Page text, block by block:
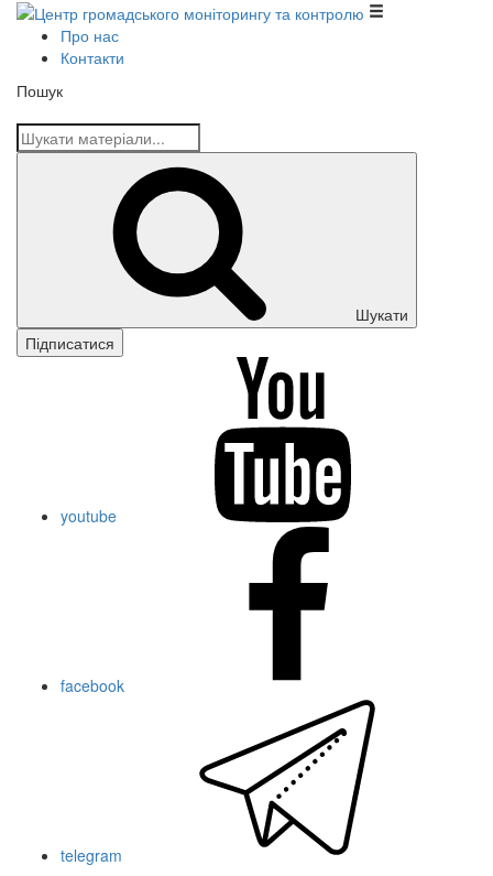
Центр громадського моніторингу та контролю
Про нас
Контакти
Пошук
Шукати
Підписатися
youtube
facebook
telegram